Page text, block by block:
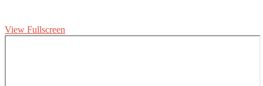
View Fullscreen